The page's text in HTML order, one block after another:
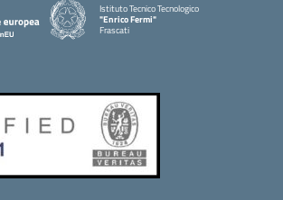
Istituto Tecnico Tecnologico
"Enrico Fermi"
Frascati